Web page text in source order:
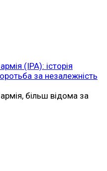
(ІРА): історія
за незалежність
більш відома за